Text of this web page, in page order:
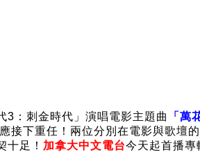
3：刺金時代」演唱電影主題曲 「萬
接下重任！兩位分別在電影與歌壇
十足！ 加拿大中文電台今天起首播專